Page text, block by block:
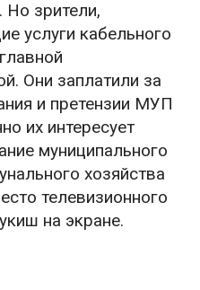
Но зрители,
услуги кабельного
Они заплатили за
и претензии МУП
их интересует
муниципального
хозяйства
телевизионного
на экране.